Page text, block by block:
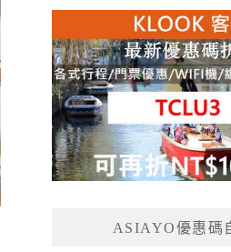
ASIAYO優惠碼